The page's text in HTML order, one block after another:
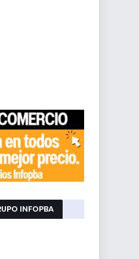
INFOPBA